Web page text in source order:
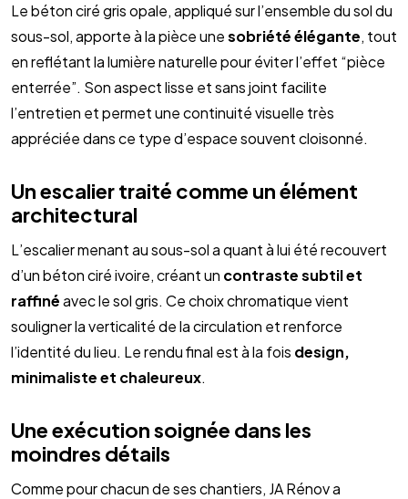
Le béton ciré gris opale, appliqué sur l’ensemble du sol du
sous-sol, apporte à la pièce unesobriété élégante, tout
en reflétant la lumière naturelle pour éviter l’effet “pièce
enterrée”. Son aspect lisse et sans joint facilite
l’entretien et permet une continuité visuelle très
appréciée dans ce type d’espace souvent cloisonné.
Un escalier traité comme un élément
architectural
L’escalier menant au sous-sol a quant à lui été recouvert
d’un béton ciré ivoire, créant un contraste subtil et
raffinéavec le sol gris. Ce choix chromatique vient
souligner la verticalité de la circulation et renforce
l’identité du lieu. Le rendu final est à la fois design,
minimaliste et chaleureux.
Une exécution soignée dans les
moindres détails
Comme pour chacun de ses chantiers, JA Rénov a